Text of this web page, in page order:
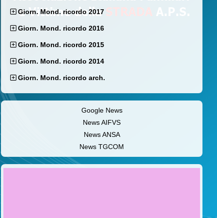
Giorn. Mond. ricordo 2017
Giorn. Mond. ricordo 2016
Giorn. Mond. ricordo 2015
Giorn. Mond. ricordo 2014
Giorn. Mond. ricordo arch.
Google News
News AIFVS
News ANSA
News TGCOM